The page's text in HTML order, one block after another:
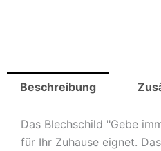
Beschreibung
Das Blechschild "Gebe
für Ihr Zuhause eignet.